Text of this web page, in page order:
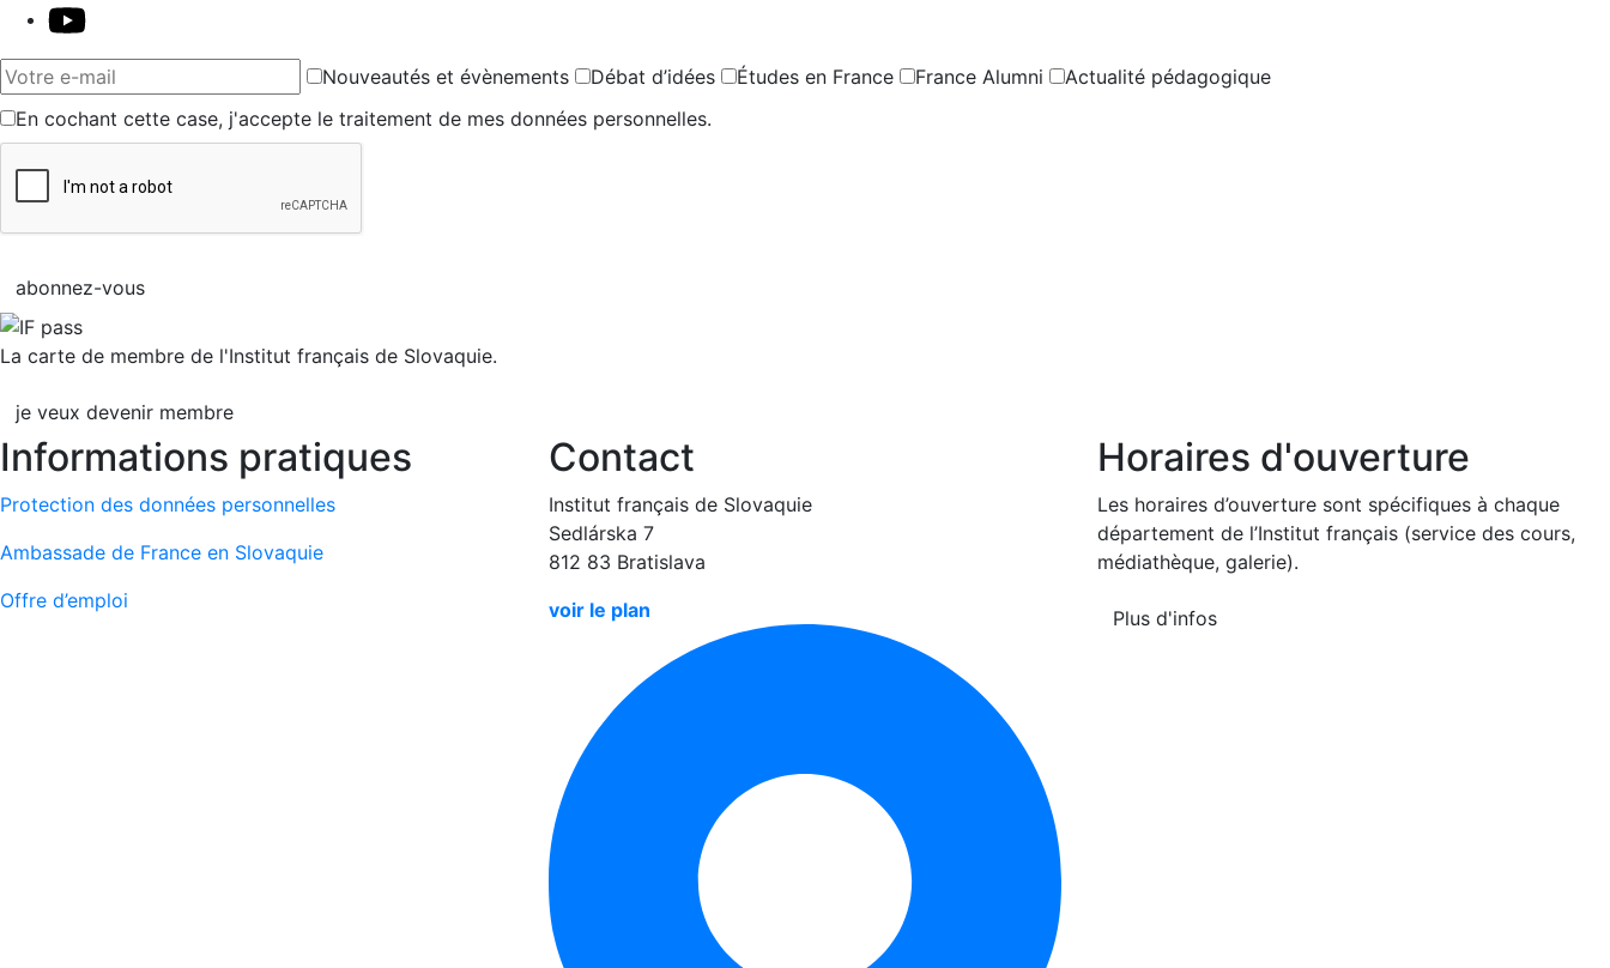
Votre e-mail Nouveautés et évènements Débat d’idées Études en France France Alumni
Actualité pédagogique
En cochant cette case, j'accepte le traitement de mes données personnelles.
abonnez-vous
La carte de membre de l'Institut français de Slovaquie.
je veux devenir membre
Informations pratiques
Protection des données personnelles
Ambassade de France en Slovaquie
Offre d’emploi
Contact
Institut français de Slovaquie
Sedlárska 7
812 83 Bratislava
voir le plan
Horaires d'ouverture
Les horaires d’ouverture sont spécifiques à chaque
département de l’Institut français (service des cours,
médiathèque, galerie).
Plus d'infos